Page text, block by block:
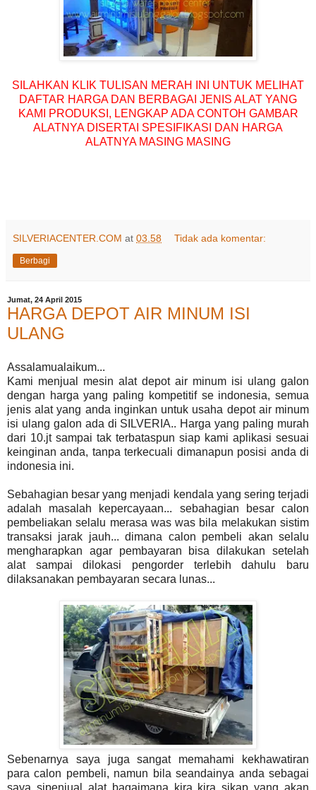
SILAHKAN KLIK TULISAN MERAH INI UNTUK MELIHAT
DAFTAR HARGA DAN BERBAGAI JENIS ALAT YANG
KAMI PRODUKSI, LENGKAP ADA CONTOH GAMBAR
ALATNYA DISERTAI SPESIFIKASI DAN HARGA
ALATNYA MASING MASING
SILVERIACENTER.COM at 03.58 Tidak ada komentar:
Berbagi
Jumat, 24 April 2015
HARGA DEPOT AIR MINUM ISI
ULANG
Assalamualaikum...
Kami menjual mesin alat depot air minum isi ulang galon
dengan harga yang paling kompetitif se indonesia, semua
jenis alat yang anda inginkan untuk usaha depot air minum
isi ulang galon ada di SILVERIA.. Harga yang paling murah
dari 10.jt sampai tak terbataspun siap kami aplikasi sesuai
keinginan anda, tanpa terkecuali dimanapun posisi anda di
indonesia ini.
Sebahagian besar yang menjadi kendala yang sering terjadi
adalah masalah kepercayaan... sebahagian besar calon
pembeliakan selalu merasa was was bila melakukan sistim
transaksi jarak jauh... dimana calon pembeli akan selalu
mengharapkan agar pembayaran bisa dilakukan setelah
alat sampai dilokasi pengorder terlebih dahulu baru
dilaksanakan pembayaran secara lunas...
Sebenarnya saya juga sangat memahami kekhawatiran
para calon pembeli, namun bila seandainya anda sebagai